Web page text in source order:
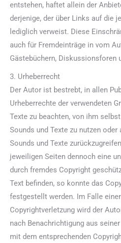
entstehen, haftet allein der
derjenige, der über Links auf die
lediglich verweist. Diese
auch für Fremdeinträge in vom
Gästebüchern, Diskussionsforen
3. Urheberrecht
Der Autor ist bestrebt, in allen
Urheberrechte der verwendeten
Texte zu beachten, von ihm
Sounds und Texte zu nutzen
Sounds und Texte
jeweiligen Seiten dennoch eine
durch fremdes Copyright
Text befinden, so konnte das
festgestellt werden. Im Falle
Copyrightverletzung wird der
nach Benachrichtigung aus
mit dem entsprechenden